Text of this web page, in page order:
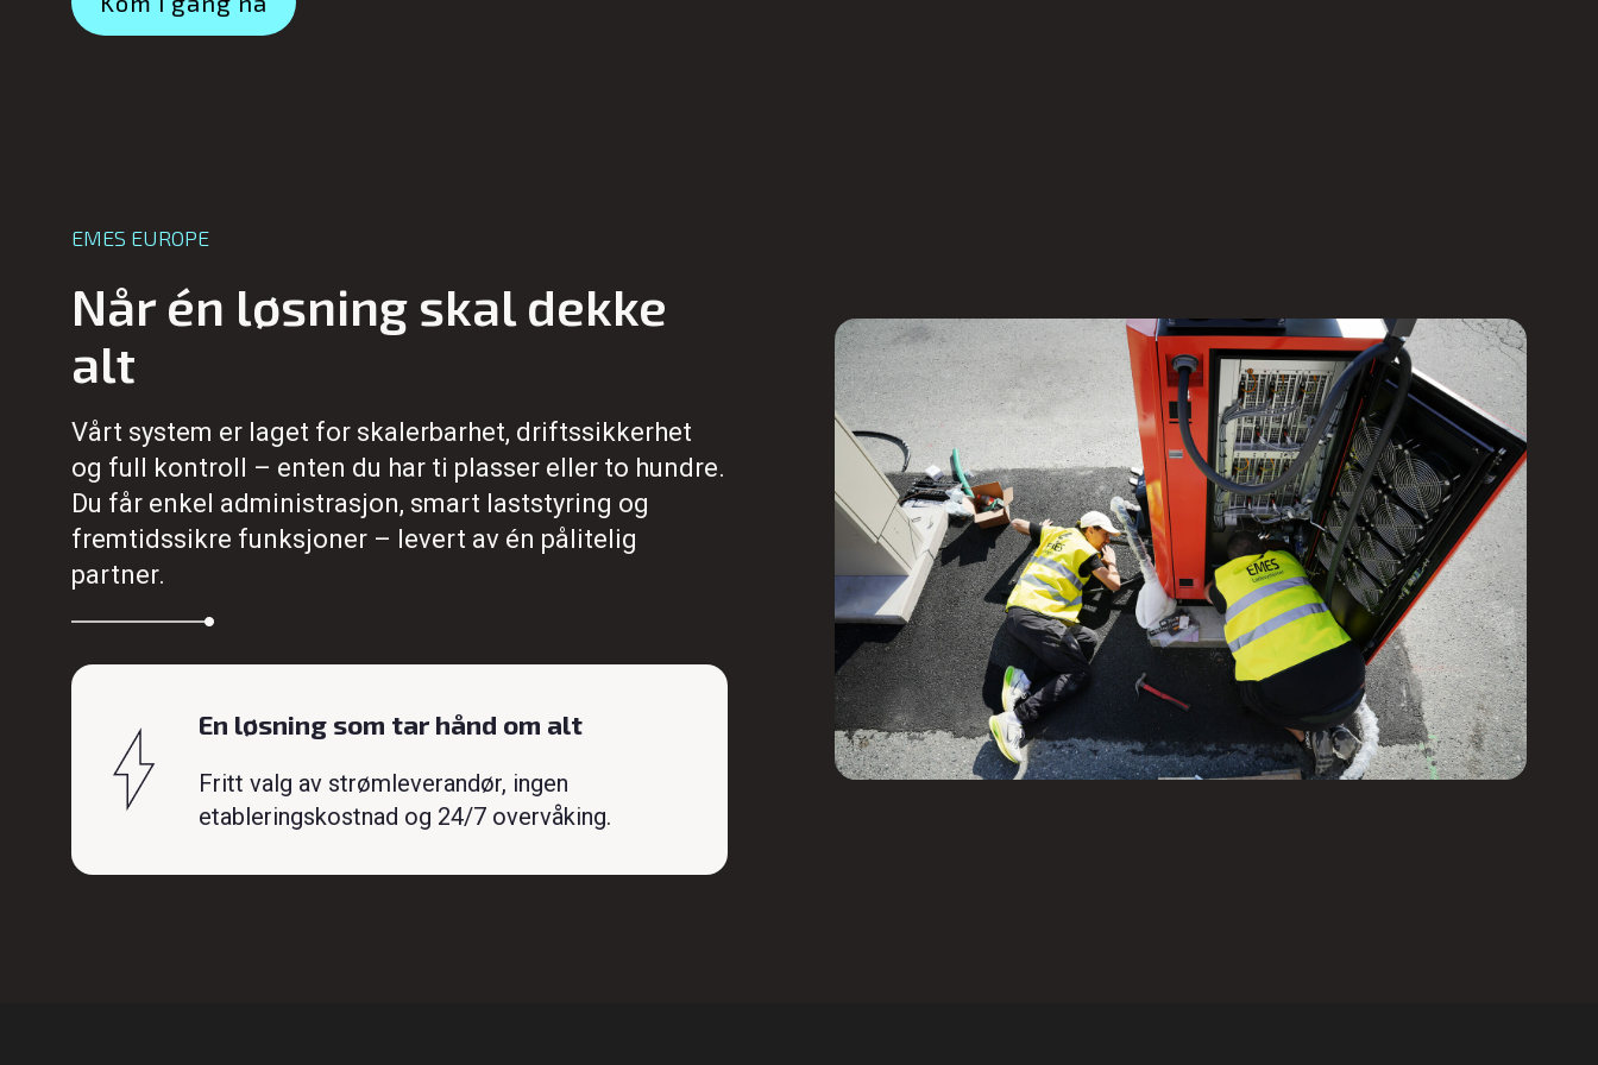
EMES EUROPE
Når én løsning skal dekke
alt
Vårt system er laget for skalerbarhet, driftssikkerhet
og full kontroll – enten du har ti plasser eller to hundre.
Du får enkel administrasjon, smart laststyring og
fremtidssikre funksjoner – levert av én pålitelig
partner.
En løsning som tar hånd om alt
Fritt valg av strømleverandør, ingen
etableringskostnad og 24/7 overvåking.